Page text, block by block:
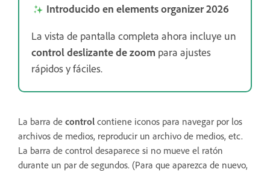
Introducido en elements organizer 2026
La vista de pantalla completa ahora incluye un
control deslizante de zoom para ajustes
rápidos y fáciles.
La barra de control contiene iconos para navegar por los
archivos de medios, reproducir un archivo de medios, etc.
La barra de control desaparece si no mueve el ratón
durante un par de segundos. (Para que aparezca de nuevo,